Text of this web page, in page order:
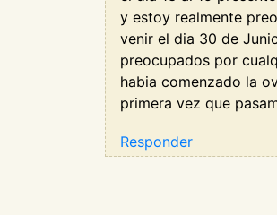
y estoy realmente
venir el dia 30 de
preocupados por
habia comenzado la
primera vez que
Responder